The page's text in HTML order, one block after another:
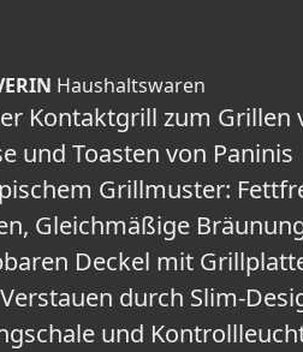
Haushaltswaren
Kontaktgrill zum Grillen
und Toasten von Paninis
Grillmuster:
Gleichmäßige
Deckel mit
durch Slim-
und